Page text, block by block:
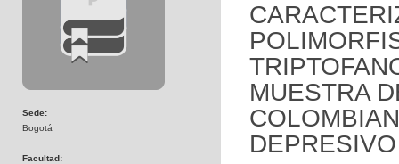
Sede:
Bogotá
Facultad:
MUESTRA